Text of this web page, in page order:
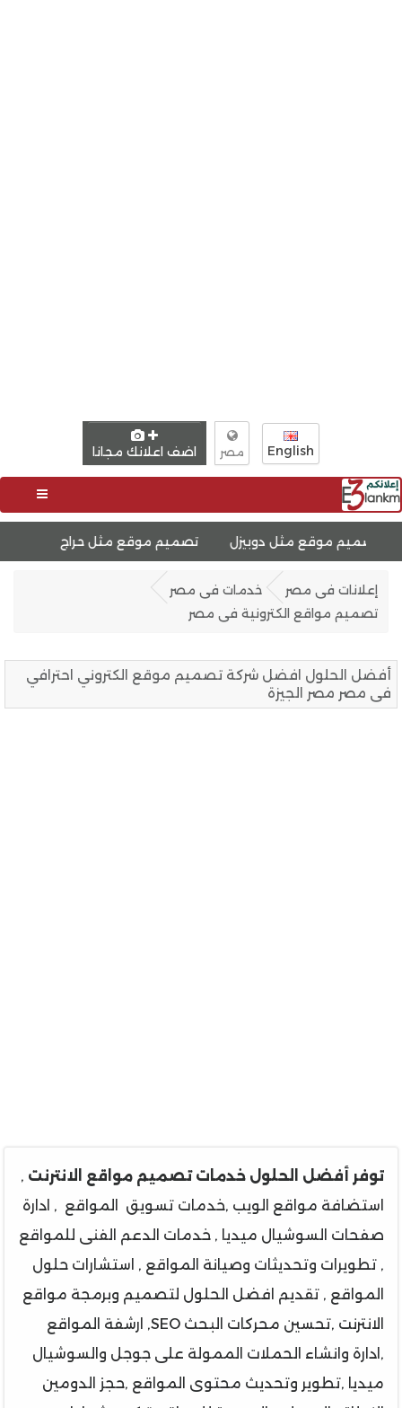
English مصر اضف اعلانك مجانا
موقع مثل دوبيزل تصميم موقع مثل حراج تصميم
إعلانات فى مصر
خدمات فى مصر
تصميم مواقع الكترونية فى مصر
أفضل الحلول افضل شركة تصميم موقع الكتروني احترافي
فى مصر مصر الجيزة
توفر أفضل الحلول خدمات تصميم مواقع الانترنت ,
استضافة مواقع الويب ,خدمات تسويق المواقع , ادارة
صفحات السوشيال ميديا , خدمات الدعم الفنى للمواقع
, تطويرات وتحديثات وصيانة المواقع , استشارات حلول
المواقع , تقديم افضل الحلول لتصميم وبرمجة مواقع
الانترنت ,تحسين محركات البحث SEO, ارشفة المواقع
,ادارة وانشاء الحملات الممولة على جوجل والسوشيال
ميديا ,تطوير وتحديث محتوى المواقع ,حجز الدومين